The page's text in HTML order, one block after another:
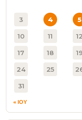
3 4 5
10 11 12
17 18 19
24 25
31
« ΙΟΥ